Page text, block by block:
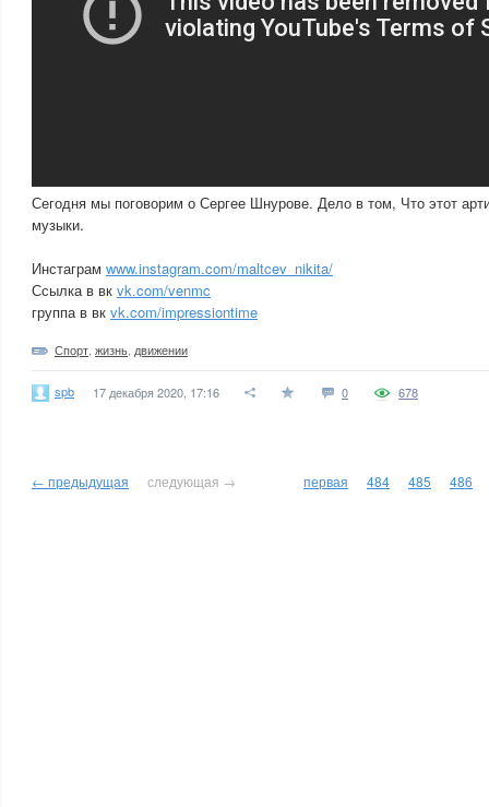
Сегодня мы поговорим о Сергее Шнурове. Дело в том, Что этот
музыки.
Инстаграм www.instagram.com/maltcev_nikita/
Ссылка в вк vk.com/venmc
группа в вк vk.com/impressiontime
Спорт жизнь движении
spb 17 декабря 2020, 17:16 0 678
← предыдущая следующая → первая 484 485 486